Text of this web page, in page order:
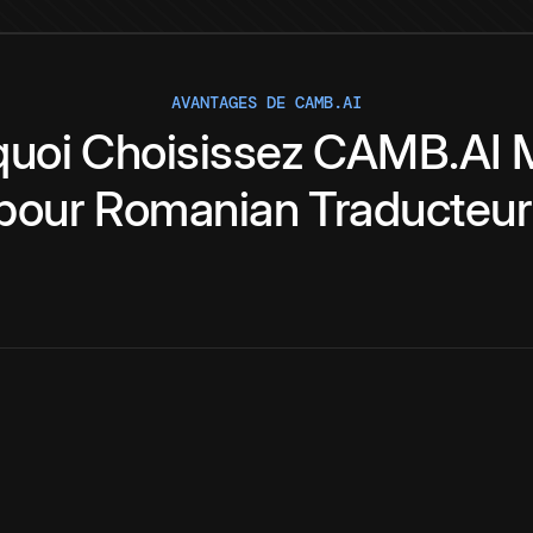
AVANTAGES DE CAMB.AI
Choisissez CAMB.AI
Romanian Traducteur